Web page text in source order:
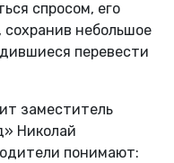
спросом, его
сохранив небольшое
перевести
заместитель
Николай
понимают: